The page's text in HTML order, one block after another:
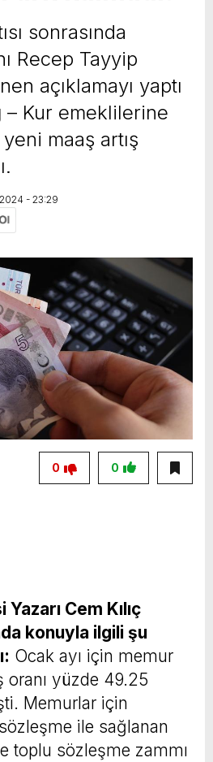
sonrasında
Recep Tayyip
açıklamayı yaptı
– Kur emeklilerine
maaş artış
- 23:29
0
0
Cem Kılıç
konuyla ilgili şu
Ocak ayı için memur
oranı yüzde 49.25
Memurlar için
ile sağlanan
toplu sözleşme zammı